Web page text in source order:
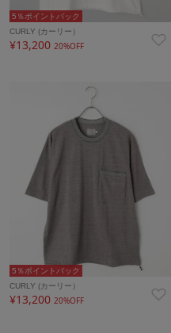
5％ポイントバック
CURLY (カーリー）
¥13,200 20%OFF
5％ポイントバック
CURLY (カーリー）
¥13,200 20%OFF